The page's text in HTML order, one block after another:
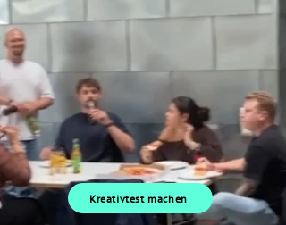
Kreativtest machen